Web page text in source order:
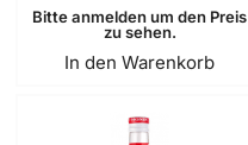
Bitte anmelden um den Preis
zu sehen.
In den Warenkorb